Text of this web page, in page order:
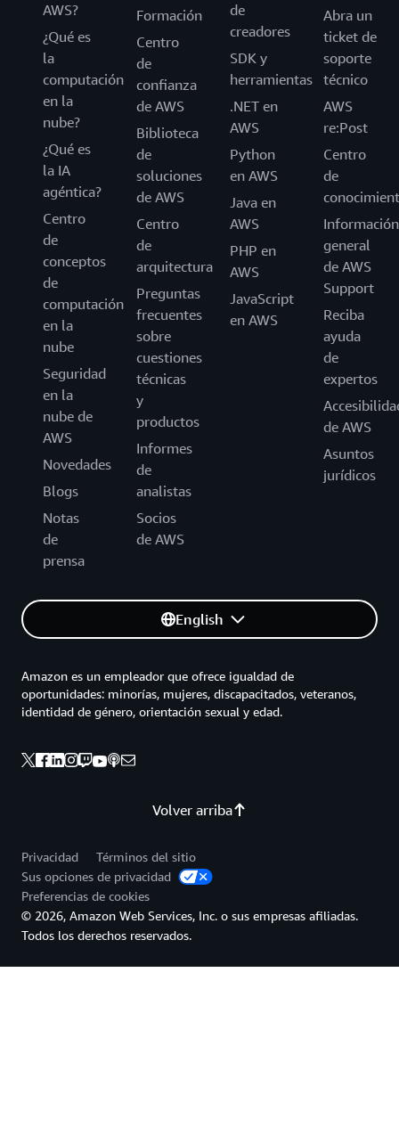
AWS?
¿Qué es
la
computación
en la
nube?
¿Qué es
la IA
agéntica?
Centro
de
conceptos
de
computación
en la
nube
Seguridad
en la
nube de
AWS
Novedades
Blogs
Notas
de
prensa
Formación
Centro
de
confianza
de AWS
Biblioteca
de
soluciones
de AWS
Centro
de
arquitectura
Preguntas
frecuentes
sobre
cuestiones
técnicas
y
productos
Informes
de
analistas
Socios
de AWS
de
creadores
SDK y
herramientas
.NET en
AWS
Python
en AWS
Java en
AWS
PHP en
AWS
JavaScript
en AWS
Abra un
ticket de
soporte
técnico
AWS
re:Post
Centro
de
Información
general
de AWS
Support
Reciba
ayuda
de
expertos
de AWS
Asuntos
jurídicos
English
Volver arriba
Amazon es un empleador que ofrece igualdad de
oportunidades: minorías, mujeres, discapacitados, veteranos,
identidad de género, orientación sexual y edad.
Privacidad
Términos del sitio
Sus opciones de privacidad
Preferencias de cookies
© 2026, Amazon Web Services, Inc. o sus empresas afiliadas.
Todos los derechos reservados.